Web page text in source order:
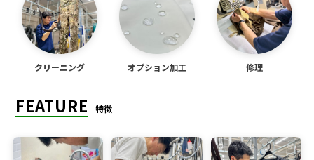
クリーニング オプション加工 修理
FEATURE 特徴